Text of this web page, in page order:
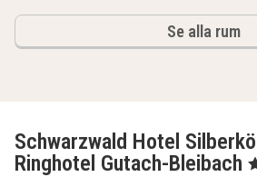
Se alla rum
Schwarzwald Hotel
Ringhotel Gutach-Bleibach ,